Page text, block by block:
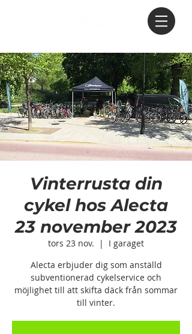
Vinterrusta din
cykel hos Alecta
23 november 2023
tors 23 nov.
  |
I garaget
Alecta erbjuder dig som anställd
subventionerad cykelservice och
möjlighet till att skifta däck från sommar
till vinter.